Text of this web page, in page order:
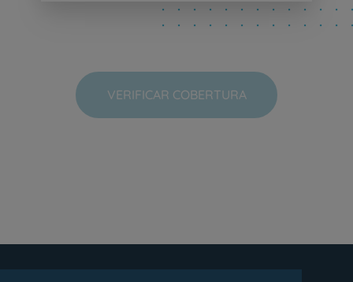
VERIFICAR COBERTURA